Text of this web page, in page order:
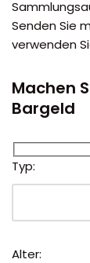
Senden Sie
verwenden
Machen
Bargeld
Typ:
Alter: